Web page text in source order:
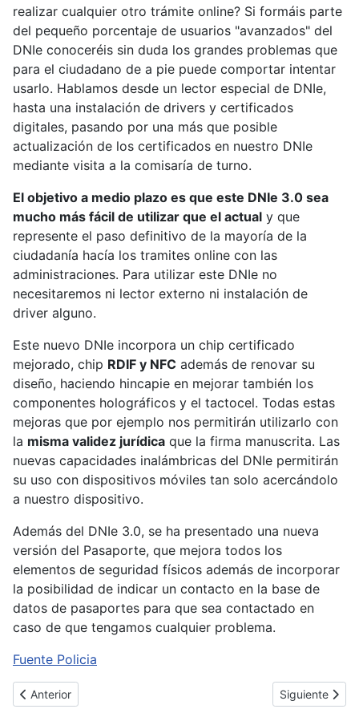
realizar cualquier otro trámite online? Si formáis parte
del pequeño porcentaje de usuarios "avanzados" del
DNIe conoceréis sin duda los grandes problemas que
para el ciudadano de a pie puede comportar intentar
usarlo. Hablamos desde un lector especial de DNIe,
hasta una instalación de drivers y certificados
digitales, pasando por una más que posible
actualización de los certificados en nuestro DNIe
mediante visita a la comisaría de turno.
El objetivo a medio plazo es que este DNIe 3.0 sea
mucho más fácil de utilizar que el actual y que
represente el paso definitivo de la mayoría de la
ciudadanía hacía los tramites online con las
administraciones. Para utilizar este DNIe no
necesitaremos ni lector externo ni instalación de
driver alguno.
Este nuevo DNIe incorpora un chip certificado
mejorado, chip RDIF y NFC además de renovar su
diseño, haciendo hincapie en mejorar también los
componentes holográficos y el tactocel. Todas estas
mejoras que por ejemplo nos permitirán utilizarlo con
la misma validez jurídica que la firma manuscrita. Las
nuevas capacidades inalámbricas del DNIe permitirán
su uso con dispositivos móviles tan solo acercándolo
a nuestro dispositivo.
Además del DNIe 3.0, se ha presentado una nueva
versión del Pasaporte, que mejora todos los
elementos de seguridad físicos además de incorporar
la posibilidad de indicar un contacto en la base de
datos de pasaportes para que sea contactado en
caso de que tengamos cualquier problema.
Fuente Policia
Artículo anterior: Las estafas más habituales en la red
Anterior Artículo
Siguiente